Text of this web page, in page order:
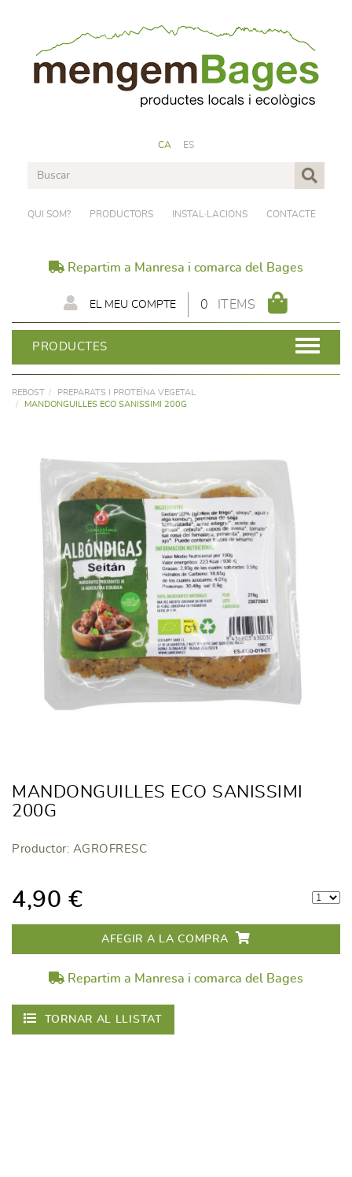
CA ES
QUI SOM? PRODUCTORS INSTAL·LACIONS CONTACTE
Repartim a Manresa i comarca del Bages
0 ITEMS
EL MEU COMPTE
PRODUCTES
REBOST
PREPARATS I PROTEÏNA VEGETAL
MANDONGUILLES ECO SANISSIMI 200G
MANDONGUILLES ECO SANISSIMI
200G
Productor: AGROFRESC
4,90 €
AFEGIR A LA COMPRA
Repartim a Manresa i comarca del Bages
TORNAR AL LLISTAT